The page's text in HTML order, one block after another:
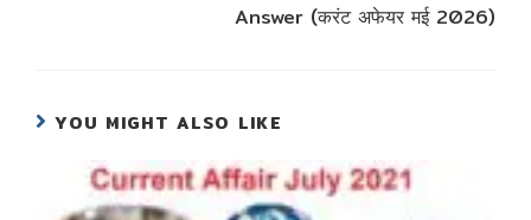
Answer (करंट अफेयर मई 2026)
YOU MIGHT ALSO LIKE